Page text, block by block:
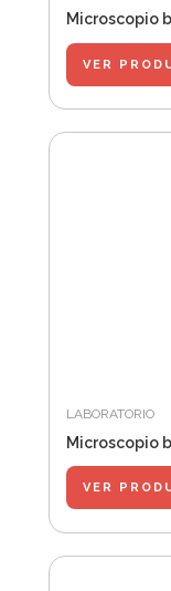
Microscopio
VER
LABORATORIO
Microscopio
VER